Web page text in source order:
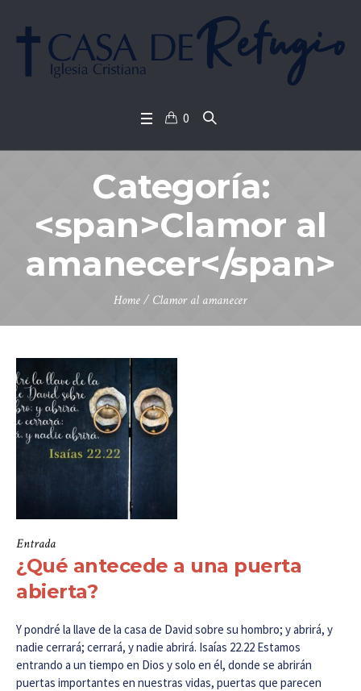
0
Categoría:
<span>Clamor al
amanecer</span>
Home/ Clamor al amanecer
Entrada
¿Qué antecede a una puerta
abierta?
Y pondré la llave de la casa de David sobre su hombro; y abrirá, y
nadie cerrará; cerrará, y nadie abrirá. Isaías 22.22 Estamos
entrando a un tiempo en Dios y solo en él, donde se abrirán
puertas importantes en nuestras vidas, puertas que parecen